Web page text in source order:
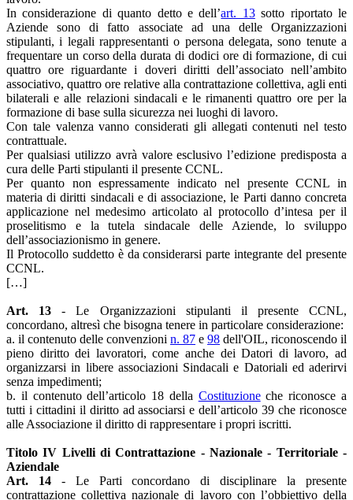
In considerazione di quanto detto e dell’art. 13sotto riportato le
Aziende sono di fatto associate ad una delle Organizzazioni
stipulanti, i legali rappresentanti o persona delegata, sono tenute a
frequentare un corso della durata di dodici ore di formazione, di cui
quattro ore riguardante i doveri diritti dell’associato nell’ambito
associativo, quattro ore relative alla contrattazione collettiva, agli enti
bilaterali e alle relazioni sindacali e le rimanenti quattro ore per la
formazione di base sulla sicurezza nei luoghi di lavoro.
Con tale valenza vanno considerati gli allegati contenuti nel testo
contrattuale.
Per qualsiasi utilizzo avrà valore esclusivo l’edizione predisposta a
cura delle Parti stipulanti il presente CCNL.
Per quanto non espressamente indicato nel presente CCNL in
materia di diritti sindacali e di associazione, le Parti danno concreta
applicazione nel medesimo articolato al protocollo d’intesa per il
proselitismo e la tutela sindacale delle Aziende, lo sviluppo
dell’associazionismo in genere.
Il Protocollo suddetto è da considerarsi parte integrante del presente
CCNL.
[…]
Art. 13 - Le Organizzazioni stipulanti il presente CCNL,
concordano, altresì che bisogna tenere in particolare considerazione:
a. il contenuto delle convenzioni n. 87 e 98 dell'OIL, riconoscendo il
pieno diritto dei lavoratori, come anche dei Datori di lavoro, ad
organizzarsi in libere associazioni Sindacali e Datoriali ed aderirvi
senza impedimenti;
b. il contenuto dell’articolo 18 della Costituzioneche riconosce a
tutti i cittadini il diritto ad associarsi e dell’articolo 39 che riconosce
alle Associazione il diritto di rappresentare i propri iscritti.
Titolo IV Livelli di Contrattazione - Nazionale - Territoriale -
Aziendale
Art. 14- Le Parti concordano di disciplinare la presente
contrattazione collettiva nazionale di lavoro con l’obbiettivo della